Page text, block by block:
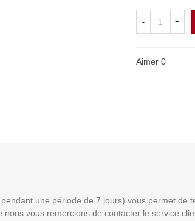
- +
Aimer 0
une période de 7 jours) vous permet
vous remercions de contacter le service